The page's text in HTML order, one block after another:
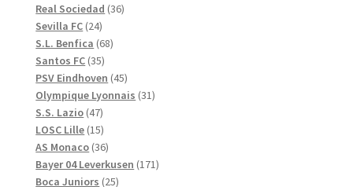
produkter
Real Sociedad 3636
Sevilla FC 2424
produkter
S.L. Benfica 6868
Santos FC 3535
produkter
PSV Eindhoven 4545
produkter
Olympique Lyonnais 3131
S.S. Lazio 4747
produkter
LOSC Lille 1515
produkter
AS Monaco 3636
produkter
Bayer 04 Leverkusen 171171
Boca Juniors 2525